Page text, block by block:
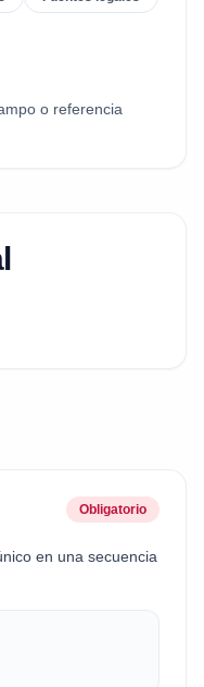
o referencia
Obligatorio
en una secuencia